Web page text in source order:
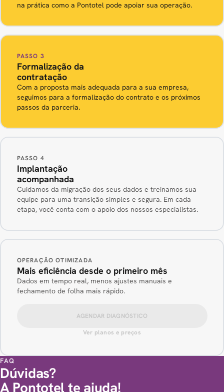
na prática como a Pontotel pode apoiar sua operação.
PASSO 3
Formalização da
contratação
Com a proposta mais adequada para a sua empresa,
seguimos para a formalização do contrato e os próximos
passos da parceria.
PASSO 4
Implantação
acompanhada
Cuidamos da migração dos seus dados e treinamos sua
equipe para uma transição simples e segura. Em cada
etapa, você conta com o apoio dos nossos especialistas.
OPERAÇÃO OTIMIZADA
Mais eficiência desde o primeiro mês
Dados em tempo real, menos ajustes manuais e
fechamento de folha mais rápido.
AGENDAR DIAGNÓSTICO
Ver planos e preços
FAQ
Dúvidas?
A Pontotel te ajuda!